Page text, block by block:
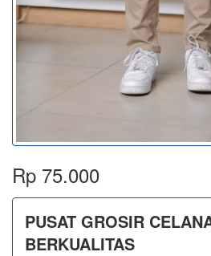
Rp 75.000
PUSAT GROSIR
BERKUALITAS